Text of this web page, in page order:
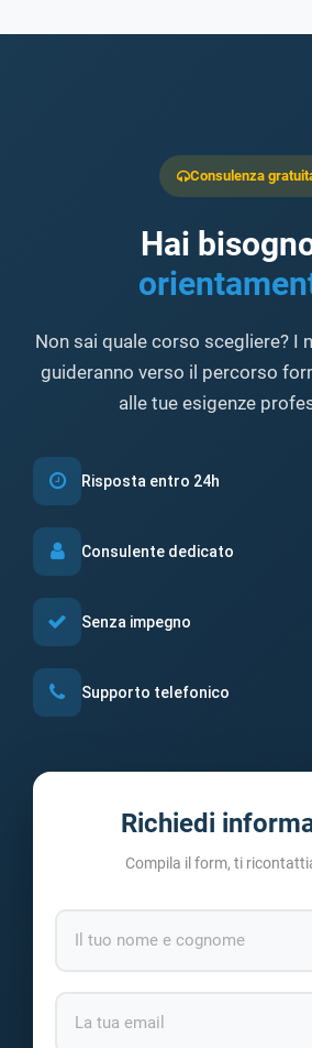
Consulenza
Hai
Non sai quale corso scegliere? I
guideranno verso il percorso
alle tue esigenze
Risposta entro 24h
Consulente dedicato
Senza impegno
Supporto telefonico
Richiedi
Compila il form, ti